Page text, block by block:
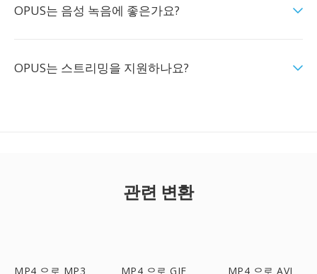
OPUS는 음성 녹음에 좋은가요?
OPUS는 스트리밍을 지원하나요?
관련 변환
MP4 으로 MP3 MP4 으로 GIF MP4 으로 AVI